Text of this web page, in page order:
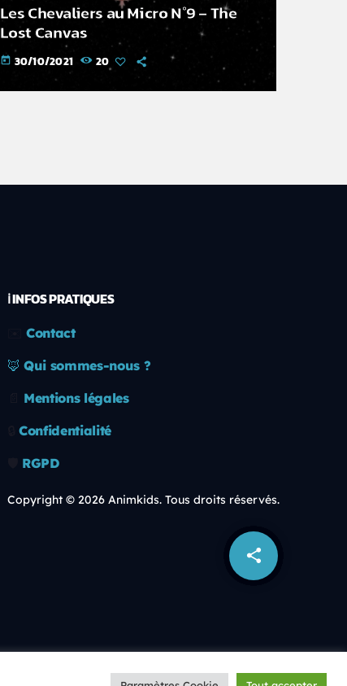
share
email
Les Chevaliers au Micro N°9 – The
Lost Canvas
today 30/10/2021 20
ℹ️ INFOS PRATIQUES
Contact
🦊 Qui sommes-nous ?
Mentions légales
Confidentialité
RGPD
Copyright © 2026 Animkids. Tous droits réservés.